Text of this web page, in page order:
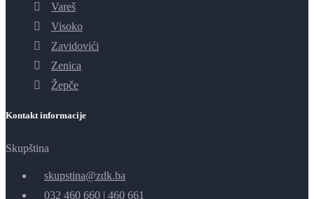
Vareš
Visoko
Zavidovići
Zenica
Žepče
Kontakt informacije
Skupština
skupstina@zdk.ba
032 460 660 | 460 661